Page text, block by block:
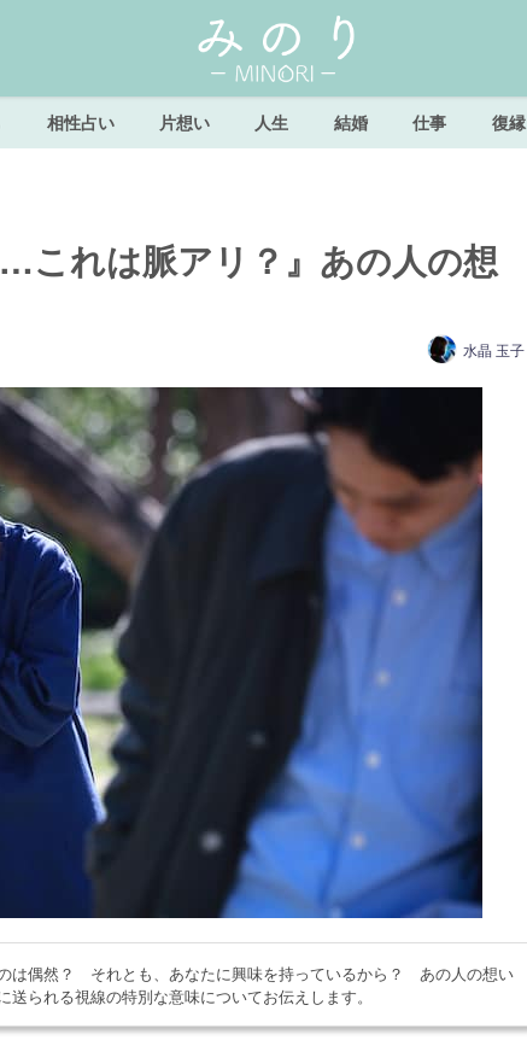
相性占い 片想い 人生 結婚 仕事 復縁
これは脈アリ？』あの人の想
水晶 玉子
は偶然？ それとも、あなたに興味を持っているから？ あの人の想い
られる視線の特別な意味についてお伝えします。